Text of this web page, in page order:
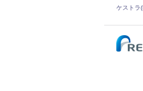
ケストラ